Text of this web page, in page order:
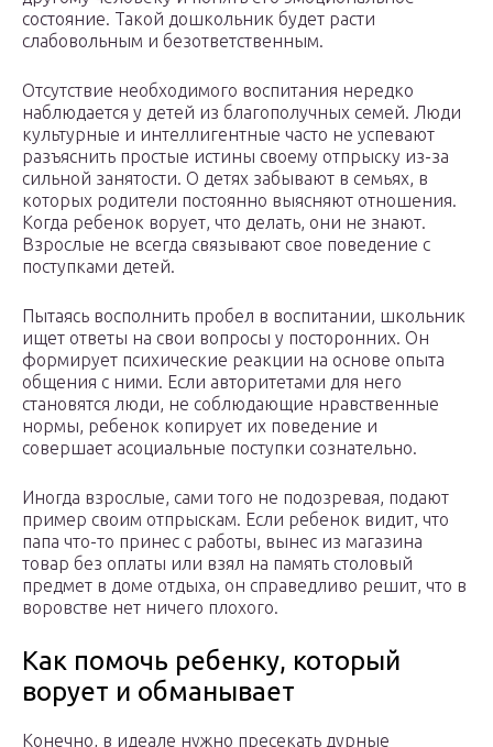
состояние. Такой дошкольник будет расти
слабовольным и безответственным.
Отсутствие необходимого воспитания нередко
наблюдается у детей из благополучных семей. Люди
культурные и интеллигентные часто не успевают
разъяснить простые истины своему отпрыску из-за
сильной занятости. О детях забывают в семьях, в
которых родители постоянно выясняют отношения.
Когда ребенок ворует, что делать, они не знают.
Взрослые не всегда связывают свое поведение с
поступками детей.
Пытаясь восполнить пробел в воспитании, школьник
ищет ответы на свои вопросы у посторонних. Он
формирует психические реакции на основе опыта
общения с ними. Если авторитетами для него
становятся люди, не соблюдающие нравственные
нормы, ребенок копирует их поведение и
совершает асоциальные поступки сознательно.
Иногда взрослые, сами того не подозревая, подают
пример своим отпрыскам. Если ребенок видит, что
папа что-то принес с работы, вынес из магазина
товар без оплаты или взял на память столовый
предмет в доме отдыха, он справедливо решит, что в
воровстве нет ничего плохого.
Как помочь ребенку, который
ворует и обманывает
Конечно, в идеале нужно пресекать дурные